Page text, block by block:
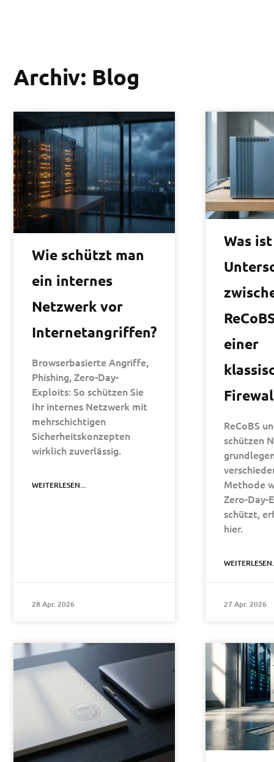
Archiv: Blog
Wie schützt man
ein internes
Netzwerk vor
Internetangriffen?
Browserbasierte Angriffe,
Phishing, Zero-Day-
Exploits: So schützen Sie
Ihr internes Netzwerk mit
mehrschichtigen
Sicherheitskonzepten
wirklich zuverlässig.
WEITERLESEN...
28 Apr. 2026
Was
einer
ReCoBS
schützen
Methode
Zero-Day-
schützt,
hier.
27 Apr. 2026